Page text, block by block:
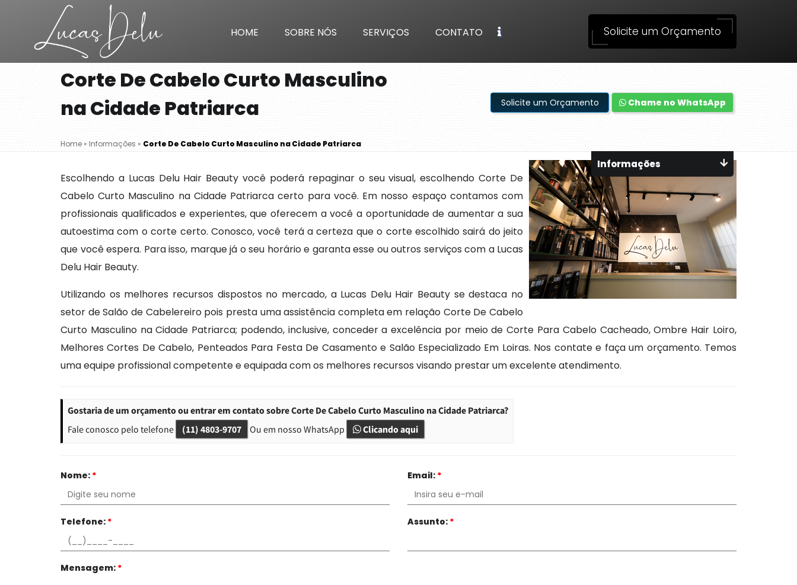
HOME SOBRE NÓS SERVIÇOS CONTATO Solicite um Orçamento
Corte De Cabelo Curto Masculino
na Cidade Patriarca
Home » Informações » Corte De Cabelo Curto Masculino na Cidade Patriarca
Solicite um Orçamento Chame no WhatsApp
Escolhendo a Lucas Delu Hair Beauty você poderá repaginar o seu visual, escolhendo Corte De
Cabelo Curto Masculino na Cidade Patriarca certo para você. Em nosso espaço contamos com
profissionais qualificados e experientes, que oferecem a você a oportunidade de aumentar a sua
autoestima com o corte certo. Conosco, você terá a certeza que o corte escolhido sairá do jeito
que você espera. Para isso, marque já o seu horário e garanta esse ou outros serviços com a Lucas
Delu Hair Beauty.
Utilizando os melhores recursos dispostos no mercado, a Lucas Delu Hair Beauty se destaca no
setor de Salão de Cabelereiro pois presta uma assistência completa em relação Corte De Cabelo
Curto Masculino na Cidade Patriarca; podendo, inclusive, conceder a excelência por meio de Corte Para Cabelo Cacheado, Ombre Hair Loiro,
Melhores Cortes De Cabelo, Penteados Para Festa De Casamento e Salão Especializado Em Loiras. Nos contate e faça um orçamento. Temos
uma equipe profissional competente e equipada com os melhores recursos visando prestar um excelente atendimento.
Gostaria de um orçamento ou entrar em contato sobre Corte De Cabelo Curto Masculino na Cidade Patriarca?
Fale conosco pelo telefone
(11) 4803-9707 Ou em nosso WhatsApp Clicando aqui
Nome: * Email: *
Telefone: * Assunto: *
Mensagem: *
Informações